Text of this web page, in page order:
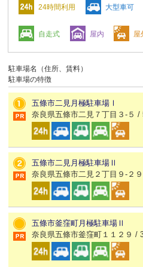
24時間利用 大型車可
自走式 屋内 屋
駐車場名（住所、賃料）
駐車場の特徴
五條市二見月極駐車場Ⅰ
奈良県五條市二見７丁目３-５ /
五條市二見月極駐車場Ⅱ
奈良県五條市二見２丁目９-２
五條市釜窪町月極駐車場Ⅱ
奈良県五條市釜窪町１１２９ /